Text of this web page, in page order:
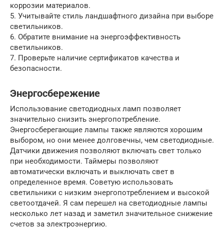
коррозии материалов.
5. Учитывайте стиль ландшафтного дизайна при выборе
светильников.
6. Обратите внимание на энергоэффективность
светильников.
7. Проверьте наличие сертификатов качества и
безопасности.
Энергосбережение
Использование светодиодных ламп позволяет
значительно снизить энергопотребление.
Энергосберегающие лампы также являются хорошим
выбором, но они менее долговечны, чем светодиодные.
Датчики движения позволяют включать свет только
при необходимости. Таймеры позволяют
автоматически включать и выключать свет в
определенное время. Советую использовать
светильники с низким энергопотреблением и высокой
светоотдачей. Я сам перешел на светодиодные лампы
несколько лет назад и заметил значительное снижение
счетов за электроэнергию.